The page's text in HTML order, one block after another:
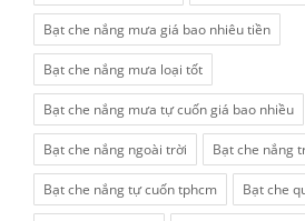
Bạt che nắng mưa giá bao nhiêu tiền
Bạt che nắng mưa loại tốt
Bạt che nắng mưa tự cuốn giá bao nhiều
Bạt che nắng ngoài trời Bạt che nắng
Bạt che nắng tự cuốn tphcm Bạt che